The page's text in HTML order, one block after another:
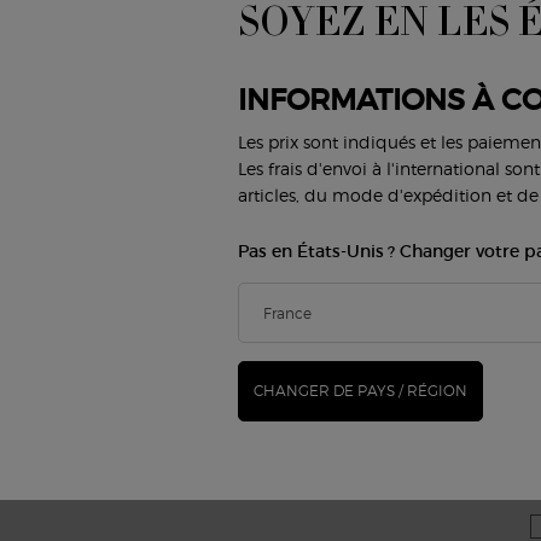
Parfums pour Homme
Armani/Privé
Nous contacter
FAQ
Trouver une boutique
Carrières
SOYEZ EN LES
INFORMATIONS À
Les prix sont indiqués et les
Les frais d'envoi à l'international
articles, du mode d'expédition et de
Pas en États-Unis ? Changer votre
CHANGER DE PAYS / RÉGION